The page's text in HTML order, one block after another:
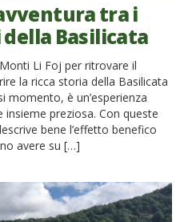
tra i
Basilicata
Li Foj per ritrovare il
la ricca storia della Basilicata
momento, è un’esperienza
preziosa. Con queste
bene l’effetto benefico
avere su […]